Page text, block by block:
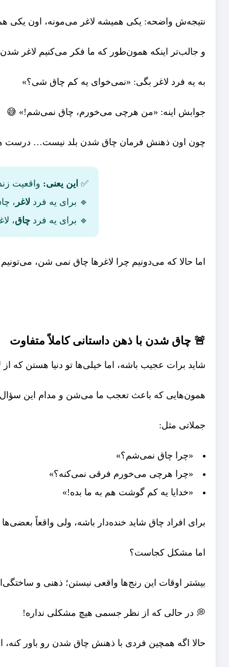
نتیجه‌ش واضحه: یکی همیشه لاغر می‌مونه، اون یکی
و جالب‌تر اینکه همون‌طور که ما فکر می‌کنیم لاغر
به یه فرد لاغر بگی: «نمی‌خوای یه کم چاق شی؟»
جوابش اینه: «من هرچی می‌خورم، چاق نمی‌شم!» 😅
چون اون ذهنش فرمان چاق شدن بلد نیست… درست
✅ این یعنی: واقعیت
🔹 برای یه فرد لاغر ،
🔹 برای یه فرد چاق،
اما حالا که می‌دونیم چرا لاغرها چاق نمی شن،
🚨 چاق شدن با ذهن داستانی کاملاً متفاوت
شاید برات عجیب باشه، اما خیلی‌ها تو دنیا هستن که
همون‌هایی که باعث تعجب ما می‌شن و مدام این سؤال
جملاتی مثل:
«چرا چاق نمی‌شم؟»
«چرا هرچی می‌خورم فرقی نمی‌کنه؟»
«خدایا یه کم گوشت هم به ما بده!»
برای افراد چاق شاید خنده‌دار باشه، ولی واقعاً
اما مشکل کجاست؟
بیشتر اوقات این رنج‌ها واقعی نیستن؛ ذهنی و
💭 در حالی که از نظر جسمی هیچ مشکلی نداره!
حالا اگه همچین فردی با ذهنش چاق شدن رو باور